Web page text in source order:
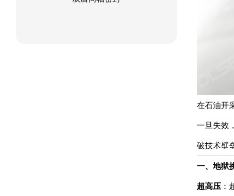
在石油开
一旦失效
破技术壁
一、地狱
超高压：